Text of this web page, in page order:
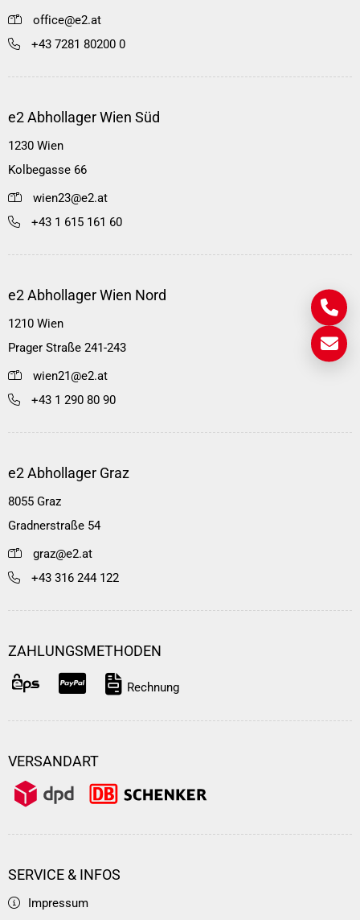
office@e2.at
+43 7281 80200 0
e2 Abhollager Wien Süd
1230 Wien
Kolbegasse 66
wien23@e2.at
+43 1 615 161 60
e2 Abhollager Wien Nord
1210 Wien
Prager Straße 241-243
wien21@e2.at
+43 1 290 80 90
e2 Abhollager Graz
8055 Graz
Gradnerstraße 54
graz@e2.at
+43 316 244 122
ZAHLUNGSMETHODEN
Rechnung
VERSANDART
SERVICE & INFOS
Impressum